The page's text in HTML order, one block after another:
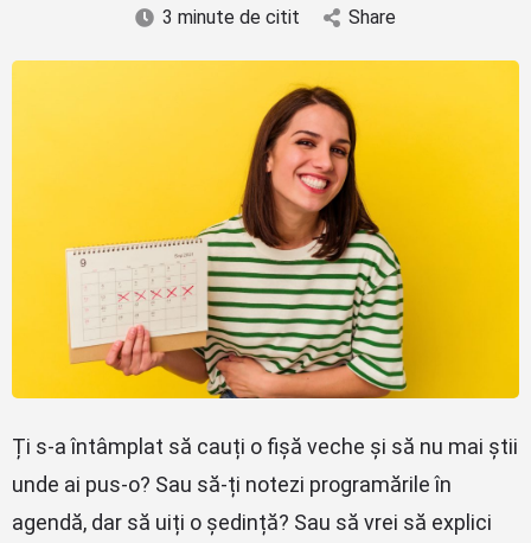
3 minute de citit
Share
Ți s-a întâmplat să cauți o fișă veche și să nu mai știi
unde ai pus-o? Sau să-ți notezi programările în
agendă, dar să uiți o ședință? Sau să vrei să explici